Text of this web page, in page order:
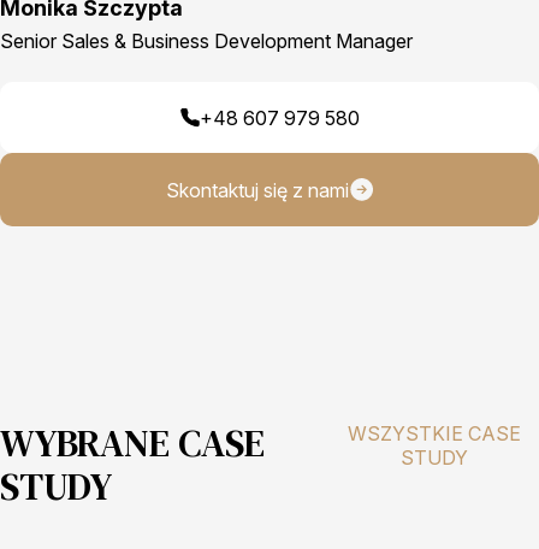
Monika Szczypta
Senior Sales & Business Development Manager
+48 607 979 580
Skontaktuj się z nami
WYBRANE CASE
STUDY
WSZYSTKIE CASE
STUDY